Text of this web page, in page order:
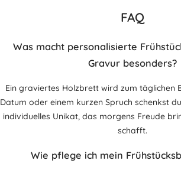
FAQ
Was macht personalisierte
Gravur besonders?
Ein graviertes Holzbrett wird zum täglichen
Datum oder einem kurzen Spruch schenkst
individuelles Unikat, das morgens Freude
schafft.
Wie pflege ich mein